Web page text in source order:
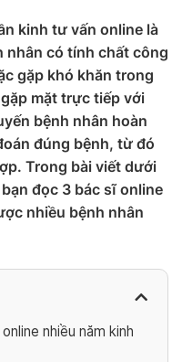
kinh tư vấn online là
nhân có tính chất công
gặp khó khăn trong
mặt trực tiếp với
bệnh nhân hoàn
đúng bệnh, từ đó
Trong bài viết dưới
đọc 3 bác sĩ online
nhiều bệnh nhân
nhiều năm kinh